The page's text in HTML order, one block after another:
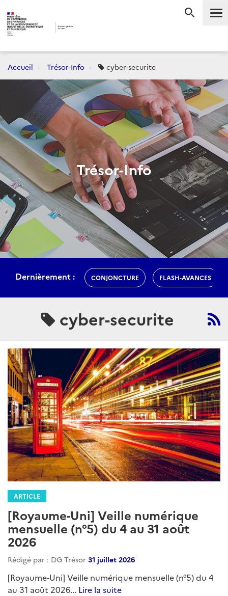
Accueil Trésor-Info cyber-securite
Trésor-Info
Dernièrement : CONJONCTURE FLASH-AVANCES
cyber-securite
ARTICLE
[Royaume-Uni] Veille numérique
mensuelle (n°5) du 4 au 31 août
2026
Rédigé par : DG Trésor 31 juillet 2026
[Royaume-Uni] Veille numérique mensuelle (n°5) du 4
au 31 août 2026... Lire la suite